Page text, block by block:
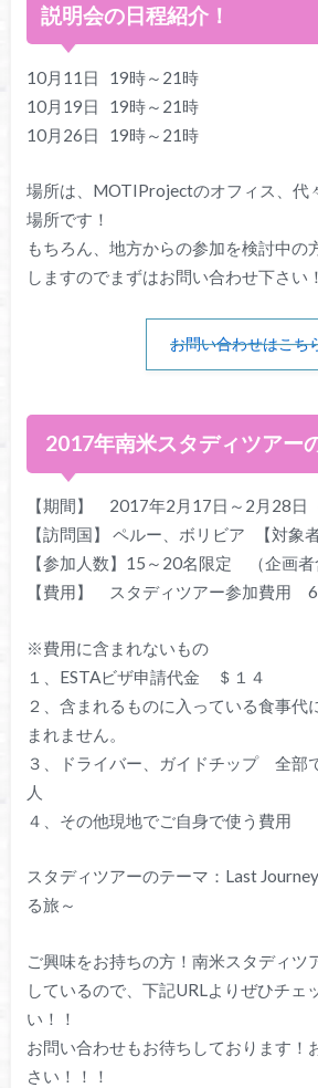
説明会の日程紹介！
10月11日 19時～21時
10月19日 19時～21時
10月26日 19時～21時
場所は、MOTIProjectのオフィス、代
場所です！
もちろん、地方からの参加を検討中の
しますのでまずはお問い合わせ下さい！
お問い合わせはこち
2017年南米スタディツアー
【期間】 2017年2月17日～2月28日
【訪問国】 ペルー、ボリビア 【対象
【参加人数】15～20名限定 （企画者
【費用】 スタディツアー参加費用
※費用に含まれないもの
１、ESTAビザ申請代金 ＄１４
２、含まれるものに入っている食事代
まれません。
３、ドライバー、ガイドチップ 全
人
４、その他現地でご自身で使う費用
スタディツアーのテーマ：Last
る旅～
ご興味をお持ちの方！南米スタディツ
しているので、下記URLよりぜひチェ
い！！
お問い合わせもお待ちしております！
さい！！！